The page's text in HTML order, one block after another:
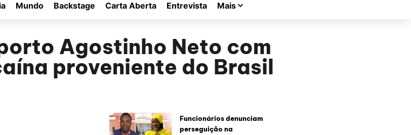
Mundo Backstage Carta Aberta Entrevista Mais
Agostinho Neto com
proveniente do Brasil
Funcionários denunciam
perseguição na